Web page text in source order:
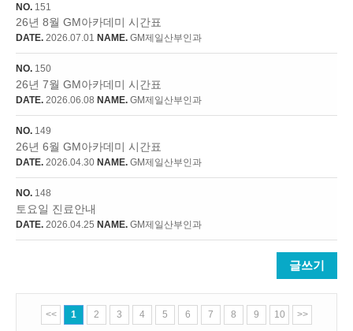
NO. 151
26년 8월 GM아카데미 시간표
DATE. 2026.07.01 NAME. GM제일산부인과
NO. 150
26년 7월 GM아카데미 시간표
DATE. 2026.06.08 NAME. GM제일산부인과
NO. 149
26년 6월 GM아카데미 시간표
DATE. 2026.04.30 NAME. GM제일산부인과
NO. 148
토요일 진료안내
DATE. 2026.04.25 NAME. GM제일산부인과
글쓰기
<< 1 2 3 4 5 6 7 8 9 10 >>